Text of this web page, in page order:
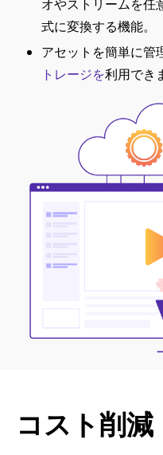
オやストリームを任
式に変換する機能。
アセットを簡単に管
トレージを利用でき
コスト削減